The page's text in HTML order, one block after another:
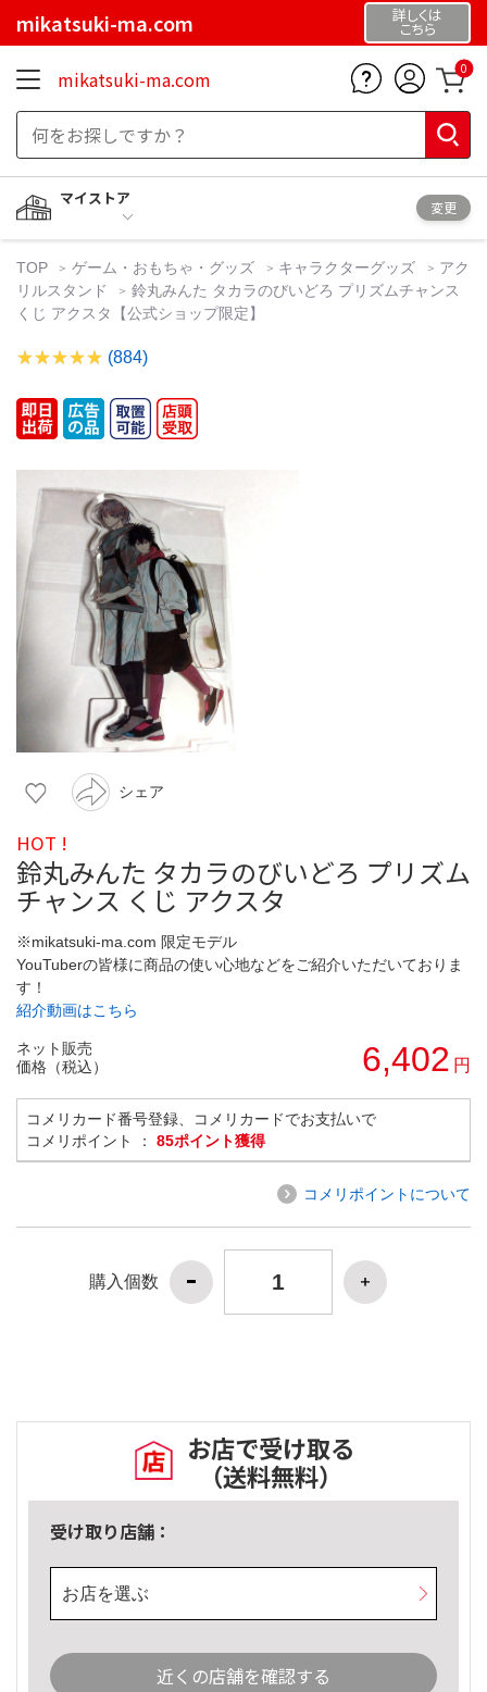
mikatsuki-ma.com 詳しくは
こちら
mikatsuki-ma.com 0
マイストア
変更
TOP ゲーム・おもちゃ・グッズ キャラクターグッズ
アク
リルスタンド
鈴丸みんた タカラのびいどろ プリズムチャンス
くじ アクスタ【公式ショップ限定】
(884)
シェア
HOT !
鈴丸みんた タカラのびいどろ プリズム
チャンス くじ アクスタ
※mikatsuki-ma.com 限定モデル
YouTuberの皆様に商品の使い心地などをご紹介いただいておりま
す！
紹介動画はこちら
ネット販売
価格（税込）
6,402 円
コメリカード番号登録、コメリカードでお支払いで
コメリポイント ： 85ポイント獲得
コメリポイントについて
購入個数
お店で受け取る
（送料無料）
受け取り店舗：
お店を選ぶ
近くの店舗を確認する